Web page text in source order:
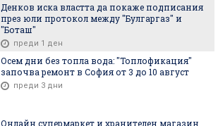
Денков иска властта да покаже подписания
през юли протокол между "Булгаргаз" и
"Боташ"
преди 1 ден
Осем дни без топла вода: "Топлофикация"
започва ремонт в София от 3 до 10 август
преди 3 дни
Онлайн супермаркет и хранителен магазин